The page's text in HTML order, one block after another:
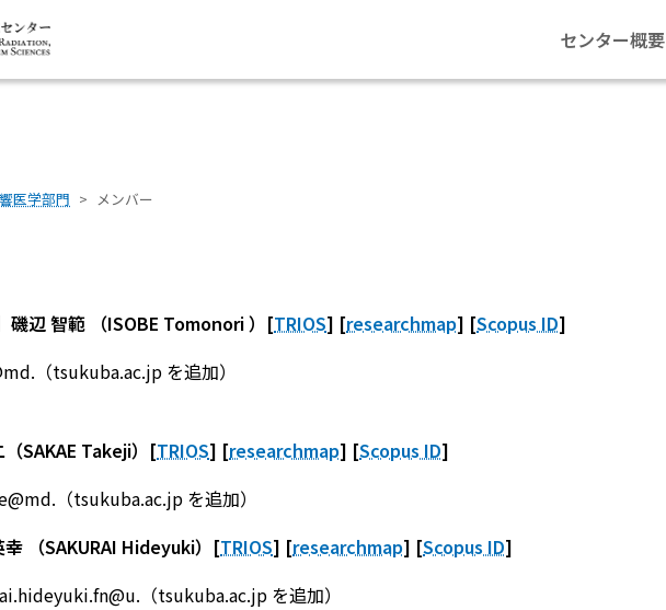
センター概要
医学部門 メンバー
磯辺 智範 （ISOBE Tomonori ）[TRIOS] [researchmap] [Scopus ID]
（tsukuba.ac.jp を追加）
（SAKAE Takeji）[TRIOS] [researchmap] [Scopus ID]
（tsukuba.ac.jp を追加）
幸 （SAKURAI Hideyuki）[TRIOS] [researchmap] [Scopus ID]
（tsukuba.ac.jp を追加）